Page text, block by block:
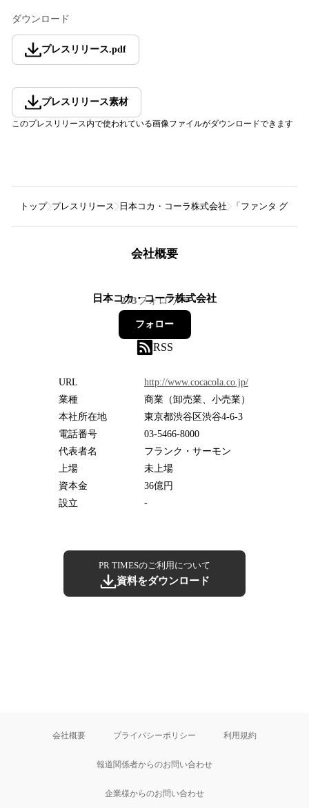
ダウンロード
プレスリリース.pdf
プレスリリース素材
このプレスリリース内で使われている画像ファイルがダウンロードできます
トップ プレスリリース 日本コカ・コーラ株式会社 「ファンタ グレ
会社概要
日本コカ・コーラ株式会社
273フォロワー
フォロー
RSS
URL
http://www.cocacola.co.jp/
業種
商業（卸売業、小売業）
本社所在地
東京都渋谷区渋谷4-6-3
電話番号
03-5466-8000
代表者名
フランク・サーモン
上場
未上場
資本金
36億円
設立
-
PR TIMESのご利用について
資料をダウンロード
会社概要 プライバシーポリシー 利用規約
報道関係者からのお問い合わせ
企業様からのお問い合わせ